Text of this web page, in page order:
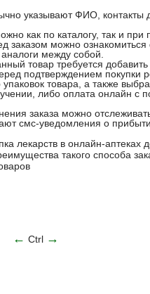
указывают ФИО, контакты
как по каталогу, так и
заказом можно
между собой.
товар требуется
подтверждением покупки
упаковок товара, а также
либо оплата онлайн с
заказа можно
смс-уведомления о
лекарств в онлайн-аптеках
такого способа
← Ctrl →